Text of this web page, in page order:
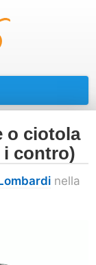
o ciotola
i contro)
nella